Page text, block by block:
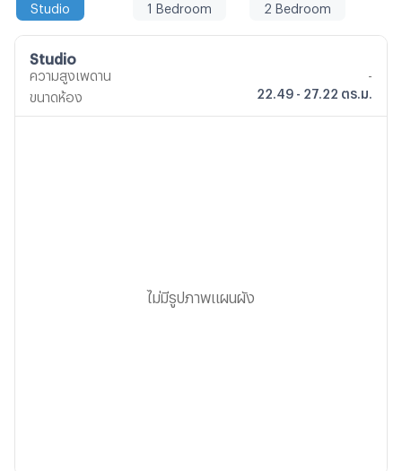
Studio 1 Bedroom 2 Bedroom
Studio
ความสูงเพดาน
ขนาดห้อง 22.49 - 27.22 ตร.ม.
ไม่มีรูปภาพแผนผัง